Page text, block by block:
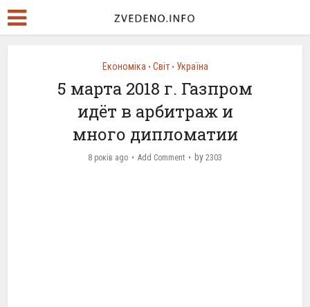
Економіка • Світ • Україна
5 марта 2018 г. Газпром
идёт в арбитраж и
много дипломатии
8 років ago Add Comment by 2303